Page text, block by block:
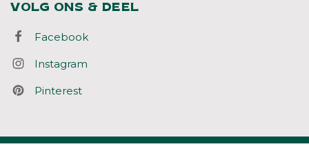
VOLG ONS & DEEL
Facebook
Instagram
Pinterest